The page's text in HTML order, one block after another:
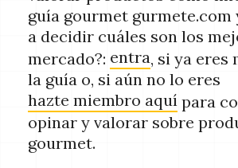
guía gourmet gurmete.com
a decidir cuáles son los
mercado?: entra, si ya eres
la guía o, si aún no lo eres
hazte miembro aquípara
opinar y valorar sobre
gourmet.